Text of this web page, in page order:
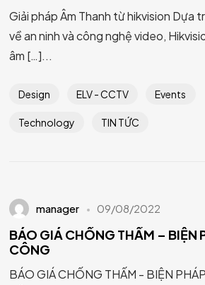
Giải pháp Âm Thanh từ hikvision Dựa
về an ninh và công nghệ video,
âm […]...
Design ELV - CCTV Events
Technology TIN TỨC
manager 09/08/2022
BÁO GIÁ CHỐNG THẤM – BIỆN
CÔNG
BÁO GIÁ CHỐNG THẤM - BIỆN